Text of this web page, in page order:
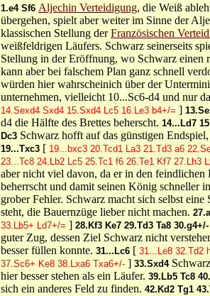
1.e4 Sf6 Aljechin Verteidigung, die Weiß
übergehen, spielt aber weiter im Sinne der
klassischen Stellung derFranzösischen
weißfeldrigen Läufers. Schwarz seinerseits
Stellung in der Eröffnung, wo Schwarz einen
kann aber bei falschem Plan ganz schnell
würden hier wahrscheinich über der
unternehmen, vielleicht 10...Sc6-d4 und nur
14.Sexd4 Sxd4 15.Sxd4 Lc5 16.Le3 b4+/= ]
d4 die Hälfte des Brettes beherscht. 14...Ld7
Dc3 Schwarz hofft auf das günstigen
19...Txc3 [ 19...bxc3 20.Tcd1 La3 21.Td3 a6
23...Tc8 24.Lb2 Lc5 25.Tc1 f6 26.Te1 Kf7 27.Lh3
aber nicht viel davon, da er in den
beherrscht und damit seinen König schneller
grober Fehler. Schwarz macht sich selbst
steht, die Bauernzüge lieber nicht machen.
33.Lb5+
Ld7+/= ] 28.Kf3 Ke7 29.Td3 Ta8 30.g4+/-
guter Zug, dessen Ziel Schwarz nicht
besser füllen konnte. 31...Lc6 [ 31...Le8 32.Td2
37.Sc6+ Ke8 38.Lxa6 Txa6+/- ] 33.Sxd4
hier besser stehen als ein Läufer. 39.Lb5 Tc8
sich ein anderes Feld zu finden. 42.Kd2 Tg1